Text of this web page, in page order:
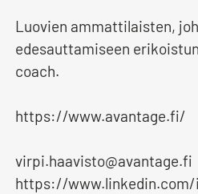
Luovien ammattilaisten,
edesauttamiseen
coach.
https://www.avantage.fi/
virpi.haavisto@avantage.fi
https://